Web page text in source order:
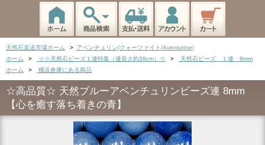
天然石直送市場ホーム > アベンチュリン(クォーツァイト/Aventurine)
ホーム
> ☆☆天然石ビーズ１連特集（連長さ約38cm）☆ >
天然石ビーズ １連 8mm
ホーム
> 横浜倉庫にある商品
☆高品質☆ 天然ブルーアベンチュリンビーズ連 8mm
【心を癒す落ち着きの青】